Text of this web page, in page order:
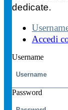
dedicate.
Accedi
Username
Password